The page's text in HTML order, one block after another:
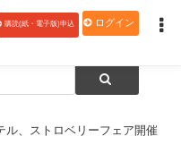
購読(紙・電子版)申込 ログイン
ル、ストロベリーフェア開催